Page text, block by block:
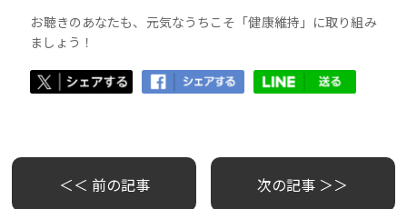
お聴きのあなたも、元気なうちこそ「健康維持」に取り組み
ましょう！
＜＜ 前の記事 次の記事 ＞＞